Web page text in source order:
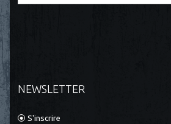
NEWSLETTER
S'inscrire